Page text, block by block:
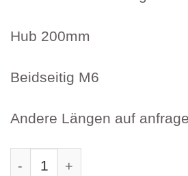
Hub 200mm
Beidseitig M6
Andere Längen auf